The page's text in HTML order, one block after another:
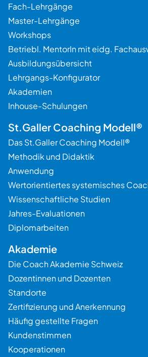
Fach-Lehrgänge
Master-Lehrgänge
Workshops
Betriebl. MentorIn mit eidg.
Ausbildungsübersicht
Lehrgangs-Konfigurator
Akademien
Inhouse-Schulungen
St.Galler Coaching Modell®
Das St.Galler Coaching Modell®
Methodik und Didaktik
Anwendung
Wertorientiertes systemisches
Wissenschaftliche Studien
Jahres-Evaluationen
Diplomarbeiten
Akademie
Die Coach Akademie Schweiz
Dozentinnen und Dozenten
Standorte
Zertifizierung und Anerkennung
Häufig gestellte Fragen
Kundenstimmen
Kooperationen